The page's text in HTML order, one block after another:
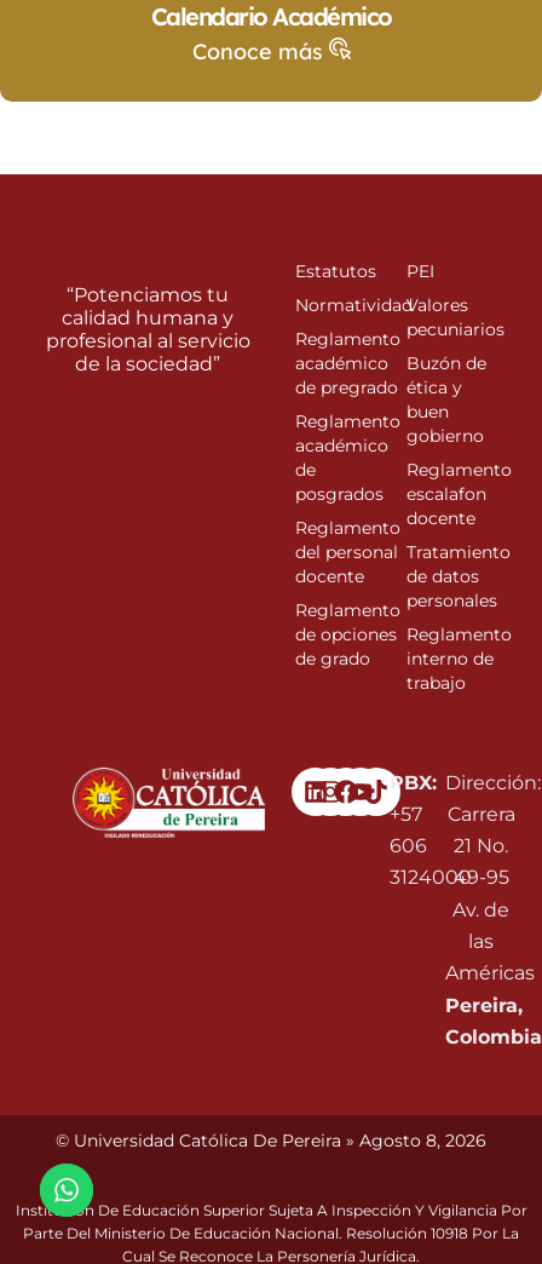
Calendario Académico
Conoce más
Linkedin
Instagram
Facebook
Youtube
PBX:
+57
606
3124000
Dirección:
Carrera
21 No.
49-95
Av. de
las
Américas
Pereira,
Colombia
“Potenciamos tu
calidad humana y
profesional al servicio
de la sociedad”
Estatutos
Normatividad
Reglamento
académico
de pregrado
Reglamento
académico
de
posgrados
Reglamento
del personal
docente
Reglamento
de opciones
de grado
PEI
Valores
pecuniarios
Buzón de
ética y
buen
gobierno
Reglamento
escalafon
docente
Tratamiento
de datos
personales
Reglamento
interno de
trabajo
© Universidad Católica De Pereira » Agosto 8, 2026
Institución De Educación Superior Sujeta A Inspección Y Vigilancia Por
Parte Del Ministerio De Educación Nacional. Resolución 10918 Por La
Cual Se Reconoce La Personería Jurídica.